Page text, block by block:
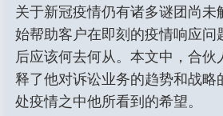
关于新冠疫情仍有诸多谜团尚未
始帮助客户在即刻的疫情响应问
后应该何去何从。本文中，合伙
释了他对诉讼业务的趋势和战略
处疫情之中他所看到的希望。